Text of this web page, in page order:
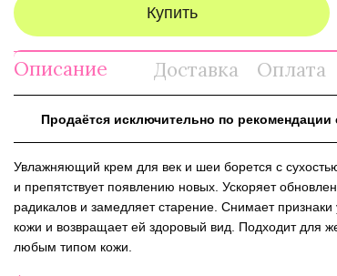
Купить
Доставка Оплата
Описание
Продаётся исключительно по рекомендации
Увлажняющий крем для век и шеи борется с
и препятствует появлению новых. Ускоряет
радикалов и замедляет старение. Снимает признаки
кожи и возвращает ей здоровый вид. Подходит для
любым типом кожи.